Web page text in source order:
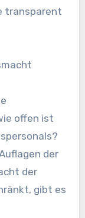
transparent
offen ist
der
der
gibt es